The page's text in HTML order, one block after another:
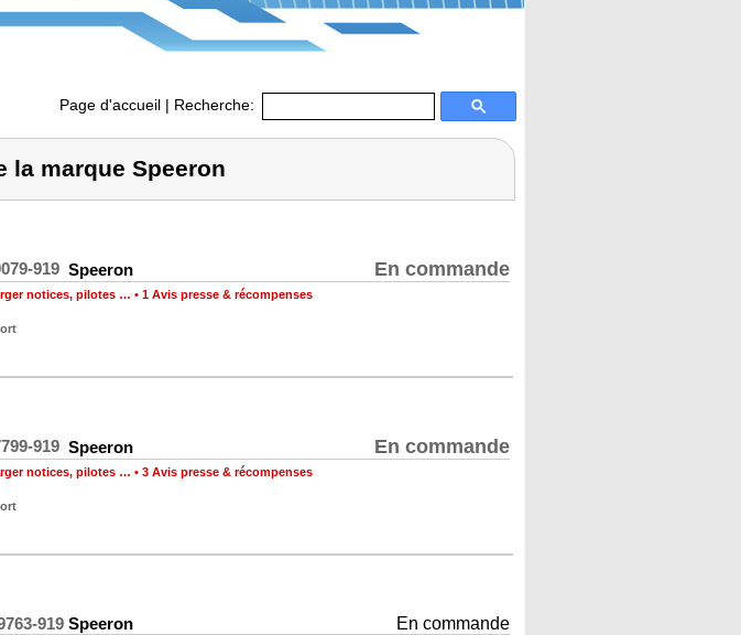
Page d'accueil | Recherche:
la marque Speeron
919 Speeron En commande
notices, pilotes … • 1 Avis presse & récompenses
919 Speeron En commande
notices, pilotes … • 3 Avis presse & récompenses
919 Speeron En commande